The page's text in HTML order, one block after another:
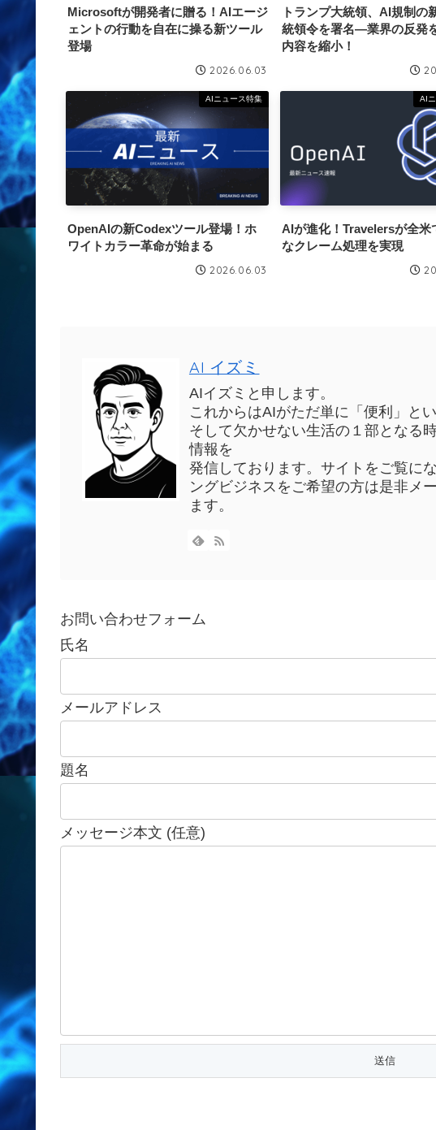
Microsoftが開発者に贈る！AIエージ
ェントの行動を自在に操る新ツール
登場
2026.06.03
トランプ大統領、AI規制の
統領令を署名—業界の反発
内容を縮小！
AIニュース特集
OpenAIの新Codexツール登場！ホ
ワイトカラー革命が始まる
2026.06.03
AI
AIが進化！Travelersが全米
なクレーム処理を実現
AI イズミ
AIイズミと申します。
これからはAIがただ単に「便利」と
そして欠かせない生活の１部となる
情報を
発信しております。サイトをご覧に
ングビジネスをご希望の方は是非メ
ます。
お問い合わせフォーム
氏名
メールアドレス
題名
メッセージ本文 (任意)